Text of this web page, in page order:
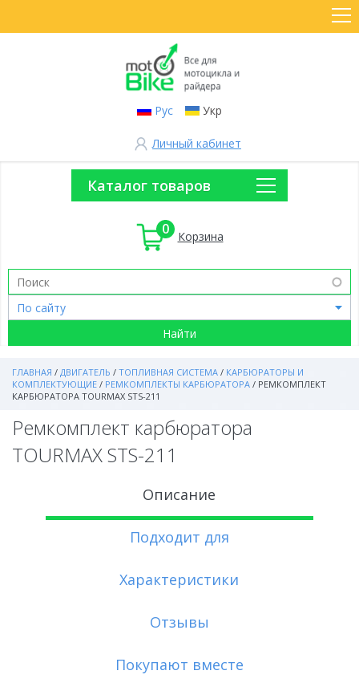
Рус Укр
Личный кабинет
Каталог товаров
0 Корзина
ГЛАВНАЯ / ДВИГАТЕЛЬ / ТОПЛИВНАЯ СИСТЕМА / КАРБЮРАТОРЫ И
КОМПЛЕКТУЮЩИЕ / РЕМКОМПЛЕКТЫ КАРБЮРАТОРА / РЕМКОМПЛЕКТ
КАРБЮРАТОРА TOURMAX STS-211
Ремкомплект карбюратора
TOURMAX STS-211
Описание
Подходит для
Характеристики
Отзывы
Покупают вместе